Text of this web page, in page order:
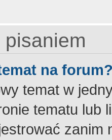
na
temat w
tematu lub